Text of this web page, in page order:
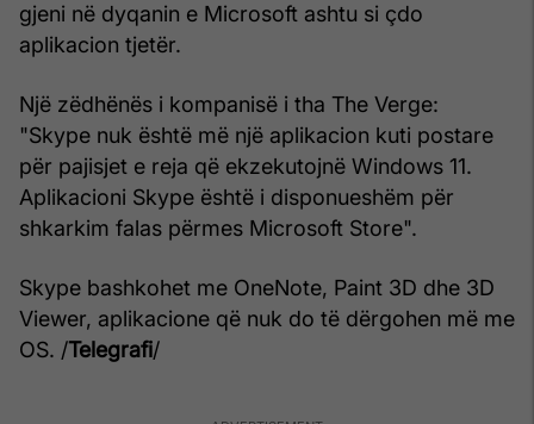
gjeni në dyqanin e Microsoft ashtu si çdo
aplikacion tjetër.
Një zëdhënës i kompanisë i tha The Verge:
"Skype nuk është më një aplikacion kuti postare
për pajisjet e reja që ekzekutojnë Windows 11.
Aplikacioni Skype është i disponueshëm për
shkarkim falas përmes Microsoft Store".
Skype bashkohet me OneNote, Paint 3D dhe 3D
Viewer, aplikacione që nuk do të dërgohen më me
OS. /Telegrafi/